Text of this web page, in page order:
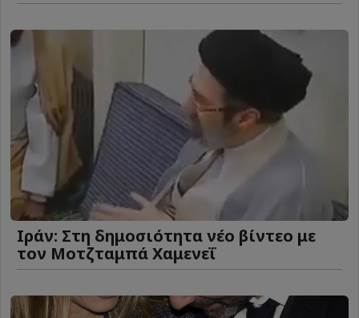
Ιράν: Στη δημοσιότητα νέο βίντεο με
τον Μοτζταμπά Χαμενεΐ